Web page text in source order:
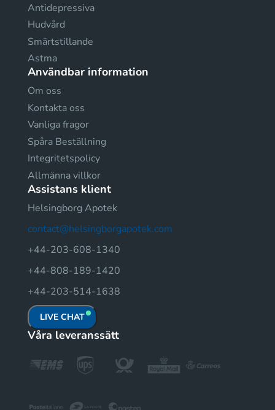
Antidepressiva
Hudvård
Smärtstillande
Astma
Användbar information
Om oss
Kontakta oss
Vanliga fragor
Spåra Beställning
Integritetspolicy
Allmänna villkor
Assistans klient
Helsingborg Apotek
contact@helsingborgapotek.com
+44-203-608-1340
+44-808-189-1420
+44-203-514-1638
LIVE CHAT
Våra leveranssätt